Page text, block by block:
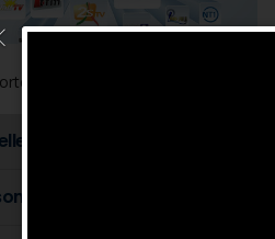
jusqu’à 20 chaines numériques à
est l'utilité de la TNT?
les avantages de la TNT